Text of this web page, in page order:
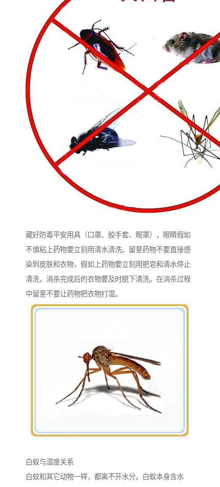
藏好防毒平安用具（口罩、胶手套、眼罩），眼睛假如
不慎粘上药物要立刻用清水清洗。留意药物不要直接感
染到皮肤和衣物，假如上药物要立刻用肥皂和清水停止
清洗，消杀完成后的衣物要及时脱下清洗。在消杀过程
中留意不要让药物把衣物打湿。
白蚁与湿度关系
白蚁和其它动物一样，都离不开水分。白蚁本身含水